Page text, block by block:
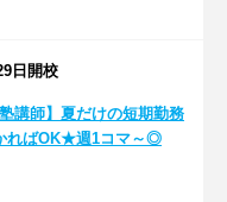
日開校
講師】夏だけの短期勤務
ればOK★週1コマ～◎